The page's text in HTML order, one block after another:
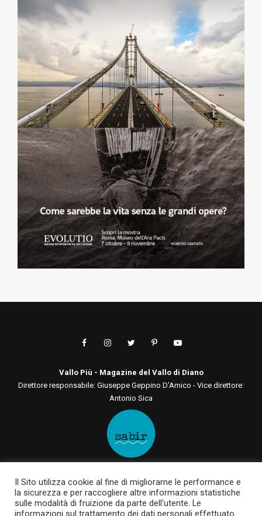
Vallo Più - Magazine del Vallo di Diano
Direttore responsabile: Giuseppe Geppino D’Amico - Vice direttore:
Antonio Sica
Via San Tommaso D'Aquino, 75 00136 - Roma - RM | Via Roma, 133
84030 - Casalbuono - SA
P.IVA 12722561003 | sabircomunicazionesrls@pec.it
Il Sito utilizza cookie al fine di migliorarne le performance e
la sicurezza e per raccogliere altre informazioni statistiche
sulle modalità di fruizione da parte dell'utente. Le
informazioni sul trattamento dei dati personali effettuato